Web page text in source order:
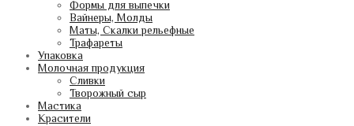
Формы для выпечки
Вайнеры, Молды
Маты, Скалки рельефные
Трафареты
Упаковка
Молочная продукция
Сливки
Творожный сыр
Мастика
Красители